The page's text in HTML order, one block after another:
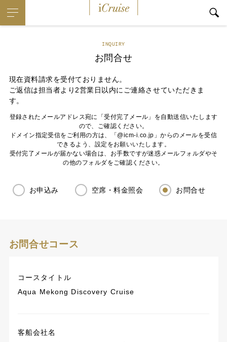
INQUIRY
お問合せ
現在資料請求を受付ておりません。
ご返信は担当者より2営業日以内にご連絡させていただきま
す。
登録されたメールアドレス宛に「受付完了メール」を自動送信いたします
ので、ご確認ください。
ドメイン指定受信をご利用の方は、「@icm-i.co.jp」からのメールを受信
できるよう、設定をお願いいたします。
受付完了メールが届かない場合は、お手数ですが迷惑メールフォルダやそ
の他のフォルダをご確認ください。
お申込み 空席・料金照会 お問合せ
お問合せコース
コースタイトル
Aqua Mekong Discovery Cruise
客船会社名